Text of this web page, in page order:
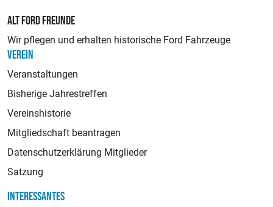
ALT FORD FREUNDE
Wir pflegen und erhalten historische Ford Fahrzeuge
VEREIN
Veranstaltungen
Bisherige Jahrestreffen
Vereinshistorie
Mitgliedschaft beantragen
Datenschutzerklärung Mitglieder
Satzung
INTERESSANTES